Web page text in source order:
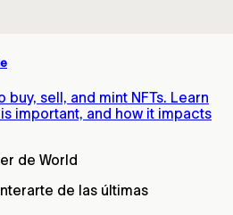
sell, and mint NFTs. Learn
important, and how it impacts
de World
de las últimas